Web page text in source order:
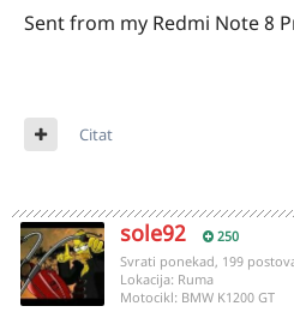
Sent from my Redmi Note 8
Citat
sole92 250
Svrati ponekad, 199
Lokacija: Ruma
Motocikl: BMW K1200 GT